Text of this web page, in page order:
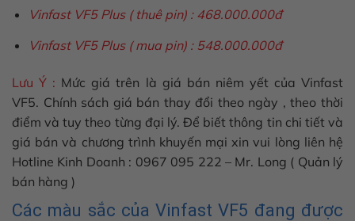
Vinfast VF5 Plus ( thuê pin) : 468.000.000đ
Vinfast VF5 Plus ( mua pin) : 548.000.000đ
Lưu Ý : Mức giá trên là giá bán niêm yết của Vinfast
VF5. Chính sách giá bán thay đổi theo ngày , theo thời
điểm và tuy theo từng đại lý. Để biết thông tin chi tiết và
giá bán và chương trình khuyến mại xin vui lòng liên hệ
Hotline Kinh Doanh : 0967 095 222 – Mr. Long ( Quản lý
bán hàng )
Các màu sắc của Vinfast VF5 đang được